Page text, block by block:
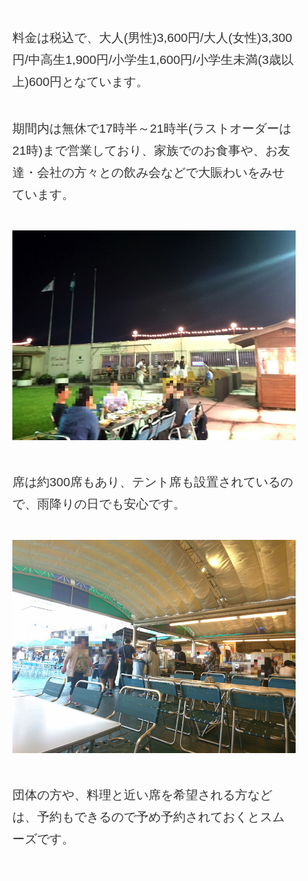
料金は税込で、大人(男性)3,600円/大人(女性)3,300
円/中高生1,900円/小学生1,600円/小学生未満(3歳以
上)600円となています。
期間内は無休で17時半～21時半(ラストオーダーは
21時)まで営業しており、家族でのお食事や、お友
達・会社の方々との飲み会などで大賑わいをみせ
ています。
席は約300席もあり、テント席も設置されているの
で、雨降りの日でも安心です。
団体の方や、料理と近い席を希望される方など
は、予約もできるので予め予約されておくとスム
ーズです。